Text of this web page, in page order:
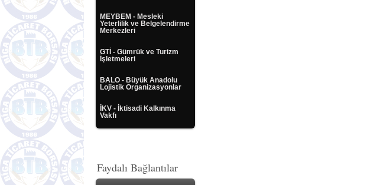
MEYBEM - Mesleki
Yeterlilik ve Belgelendirme
Merkezleri
GTİ - Gümrük ve Turizm
İşletmeleri
BALO - Büyük Anadolu
Lojistik Organizasyonlar
İKV - İktisadi Kalkınma
Vakfı
Faydalı Bağlantılar